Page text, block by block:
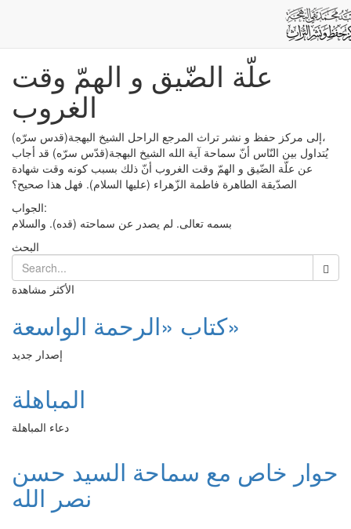
علّة الضّيق و الهمّ وقت الغروب
علّة الضّيق و الهمّ وقت
الغروب
إلى مركز حفظ و نشر تراث المرجع الراحل الشيخ البهجة(قدس سرّه)،
يُتداول بين النّاس أنّ سماحة آية الله الشيخ البهجة(قدّس سرّه) قد أجاب
عن علّة الضّيق و الهمّ وقت الغروب أنّ ذلك بسبب كونه وقت شهادة
الصدّيقة الطاهرة فاطمة الزّهراء (عليها السلام). فهل هذا صحيح؟
الجواب:
بسمه تعالى. لم يصدر عن سماحته (قده). والسلام
البحث
الأكثر مشاهدة
كتاب «الرحمة الواسعة»
إصدار جديد
المباهلة
دعاء المباهلة
حوار خاص مع سماحة السيد حسن
نصر الله